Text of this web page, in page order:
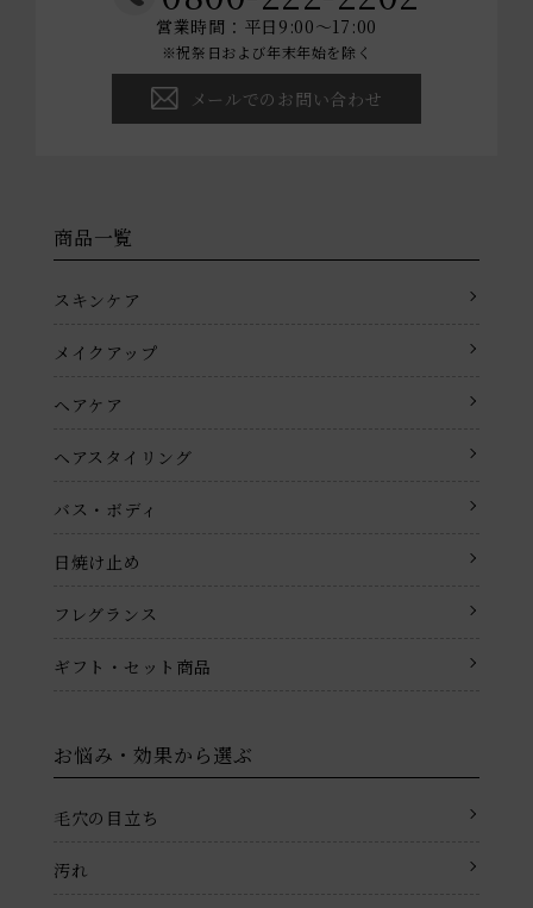
営業時間：平日9:00～17:00
※祝祭日および年末年始を除く
メールでのお問い合わせ
商品一覧
スキンケア
メイクアップ
ヘアケア
ヘアスタイリング
バス・ボディ
日焼け止め
フレグランス
ギフト・セット商品
お悩み・効果から選ぶ
毛穴の目立ち
汚れ